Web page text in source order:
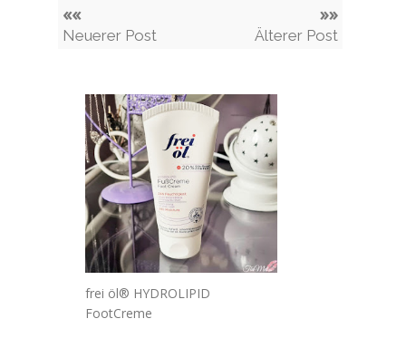
««
Neuerer Post
»»
Älterer Post
frei öl® HYDROLIPID
FootCreme